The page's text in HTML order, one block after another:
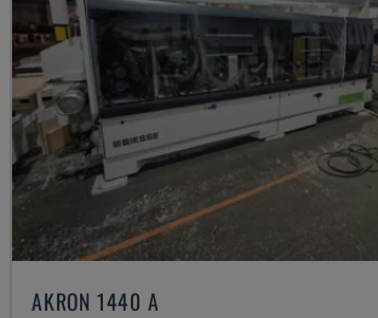
AKRON 1440 A